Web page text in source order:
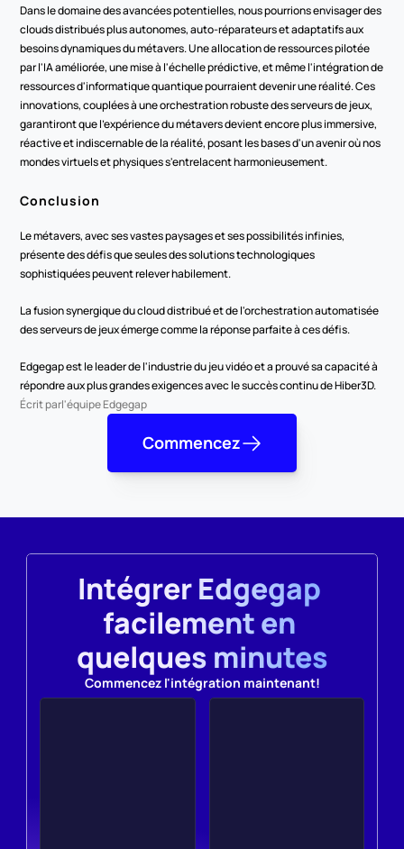
Dans le domaine des avancées potentielles, nous pourrions envisager des
clouds distribués plus autonomes, auto-réparateurs et adaptatifs aux
besoins dynamiques du métavers. Une allocation de ressources pilotée
par l'IA améliorée, une mise à l'échelle prédictive, et même l'intégration de
ressources d'informatique quantique pourraient devenir une réalité. Ces
innovations, couplées à une orchestration robuste des serveurs de jeux,
garantiront que l'expérience du métavers devient encore plus immersive,
réactive et indiscernable de la réalité, posant les bases d'un avenir où nos
mondes virtuels et physiques s'entrelacent harmonieusement.
Conclusion
Le métavers, avec ses vastes paysages et ses possibilités infinies,
présente des défis que seules des solutions technologiques
sophistiquées peuvent relever habilement.
La fusion synergique du cloud distribué et de l'orchestration automatisée
des serveurs de jeux émerge comme la réponse parfaite à ces défis.
Edgegap est le leader de l'industrie du jeu vidéo et a prouvé sa capacité à
répondre aux plus grandes exigences avec le succès continu de Hiber3D.
Écrit parl'équipe Edgegap
Commencez
Intégrer Edgegap
facilement en
quelques minutes
Commencez l'intégration maintenant!